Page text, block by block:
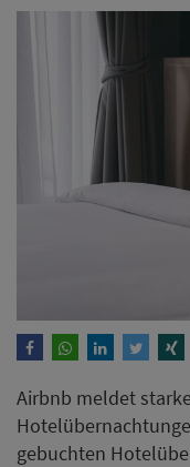
Airbnb meldet
gebuchten